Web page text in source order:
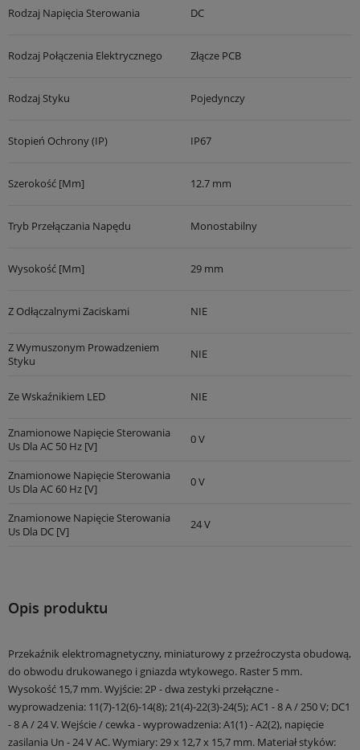
Rodzaj Napięcia Sterowania DC
Rodzaj Połączenia Elektrycznego Złącze PCB
Rodzaj Styku Pojedynczy
Stopień Ochrony (IP) IP67
Szerokość [mm] 12.7 mm
Tryb Przełączania Napędu Monostabilny
Wysokość [mm] 29 mm
Z Odłączalnymi Zaciskami NIE
Z Wymuszonym Prowadzeniem
Styku
NIE
Ze Wskaźnikiem LED NIE
Znamionowe Napięcie Sterowania
Us Dla AC 50 Hz [V]
0 V
Znamionowe Napięcie Sterowania
Us Dla AC 60 Hz [V]
0 V
Znamionowe Napięcie Sterowania
Us Dla DC [V]
24 V
Opis produktu
Przekaźnik elektromagnetyczny, miniaturowy z przeźroczysta obudową,
do obwodu drukowanego i gniazda wtykowego. Raster 5 mm.
Wysokość 15,7 mm. Wyjście: 2P - dwa zestyki przełączne -
wyprowadzenia: 11(7)-12(6)-14(8); 21(4)-22(3)-24(5); AC1 - 8 A / 250 V; DC1
- 8 A / 24 V. Wejście / cewka - wyprowadzenia: A1(1) - A2(2), napięcie
zasilania Un - 24 V AC. Wymiary: 29 x 12,7 x 15,7 mm. Materiał styków: